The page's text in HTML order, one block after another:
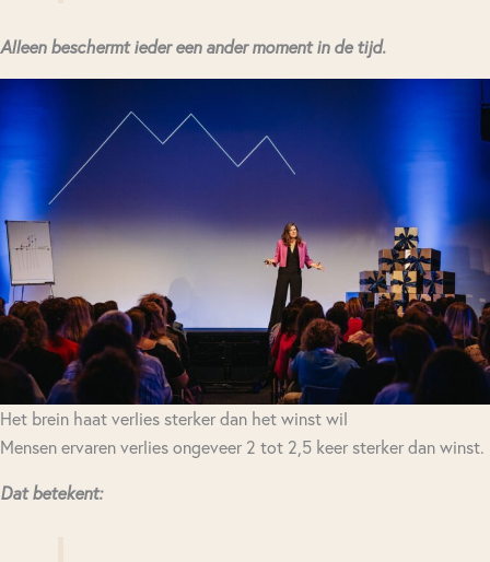
Alleen beschermt ieder een ander moment in de tijd.
Het brein haat verlies sterker dan het winst wil
Mensen ervaren verlies ongeveer 2 tot 2,5 keer sterker dan winst.
Dat betekent: